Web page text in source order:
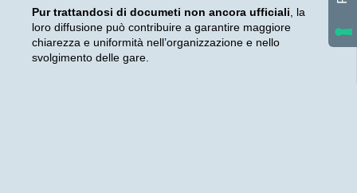
Pur trattandosi di documeti non ancora ufficiali , la
loro diffusione può contribuire a garantire maggiore
chiarezza e uniformità nell’organizzazione e nello
svolgimento delle gare.